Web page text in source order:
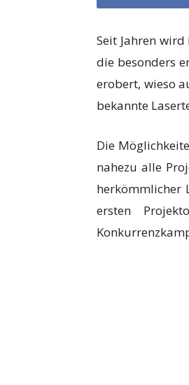
Seit Jahren
die besonders
erobert, wieso
bekannte
Die
nahezu alle
herkömmlicher
ersten